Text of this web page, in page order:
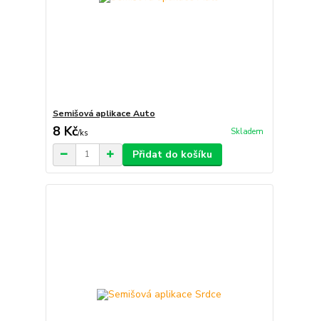
Semišová aplikace Auto
8 Kč/ks Skladem
Přidat do košíku